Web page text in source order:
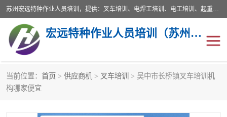
苏州宏远特种作业人员培训，提供：叉车培训、电焊工培训、电工培训、起重机培训、电梯培训、登高培训等服务苏州本地培训服务。始终坚持“以人为本，质量立校”的办学思想，以培养社会应用型人才为己任，明码收费，诚实守信，中途不收任何费用。随到随学，学会为止，一期未学会者免费再学，直到学会为止。
宏远特种作业人员培训（苏州）有限公司
当前位置： 首页 > 供应商机 > 叉车培训
> 吴中市长桥镇叉车培训机
构哪家便宜
叉车培训
电工培训 起重机培训